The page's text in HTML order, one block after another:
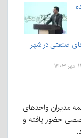
صنعتی در شهر
مدیران واحدهای
حضور یافته و